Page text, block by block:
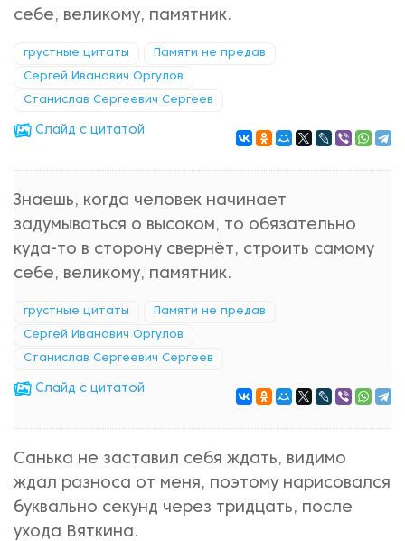
себе, великому, памятник.
грустные цитаты Памяти не предав
Сергей Иванович Оргулов
Станислав Сергеевич Сергеев
Cлайд с цитатой
Знаешь, когда человек начинает
задумываться о высоком, то обязательно
куда-то в сторону свернёт, строить самому
себе, великому, памятник.
грустные цитаты Памяти не предав
Сергей Иванович Оргулов
Станислав Сергеевич Сергеев
Cлайд с цитатой
Санька не заставил себя ждать, видимо
ждал разноса от меня, поэтому нарисовался
буквально секунд через тридцать, после
ухода Вяткина.